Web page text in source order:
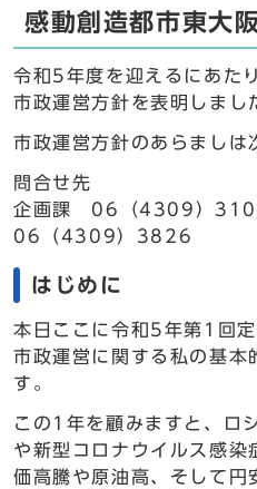
感動創造都市東大
令和5年度を迎えるにあた
市政運営方針を表明しまし
市政運営方針のあらましは
問合せ先
企画課 06（4309）
06（4309）3826
はじめに
本日ここに令和5年第1回定
市政運営に関する私の基本
す。
この1年を顧みますと、ロ
や新型コロナウイルス感染
価高騰や原油高、そして円